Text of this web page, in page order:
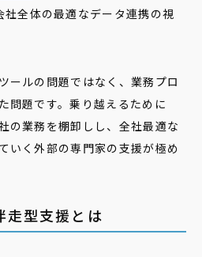
全体の最適なデータ連携の視
ールの問題ではなく、業務プロ
問題です。乗り越えるために
の業務を棚卸しし、全社最適な
いく外部の専門家の支援が極め
型支援とは